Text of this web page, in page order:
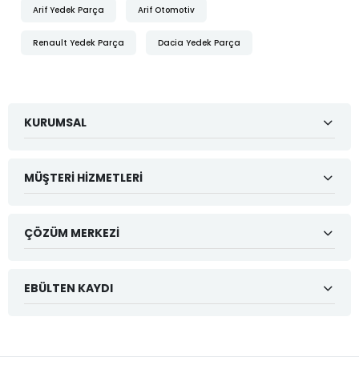
Arif Yedek Parça Arif Otomotiv
Renault Yedek Parça Dacia Yedek Parça
KURUMSAL
MÜŞTERI HIZMETLERI
ÇÖZÜM MERKEZI
EBÜLTEN KAYDI